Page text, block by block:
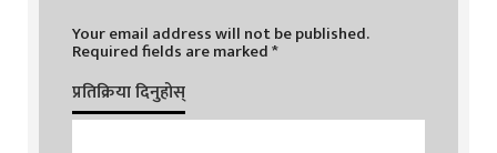
Your email address will not be published.
Required fields are marked*
प्रतिक्रिया दिनुहोस्